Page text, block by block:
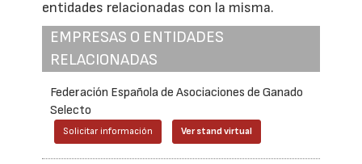
entidades relacionadas con la misma.
EMPRESAS O ENTIDADES
RELACIONADAS
Federación Española de Asociaciones de Ganado
Selecto
Solicitar información Ver stand virtual